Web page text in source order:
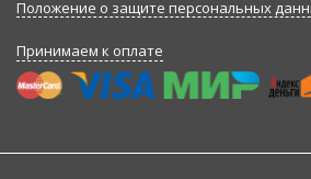
Положение о защите персональных
Принимаем к оплате